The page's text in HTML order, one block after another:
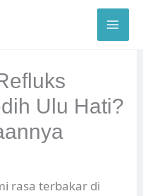
Ulu Hati?
rasa terbakar di